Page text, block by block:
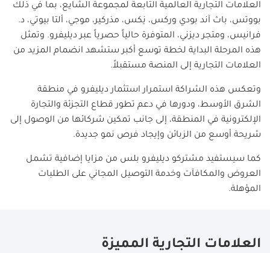
العلامات التجارية العالمية التابعة لمجموعة الشايع، بما في ذلك
بووتس، باث آند بودي وركس، نِكس، مذركير، موجي، ألتا بيوتي، د.
فرانيس، ومتجر ديزني، المتوفرة حالياً حصرياً عبر ديليفرو. وتمثل
هذه المرحلة البداية لخطة توسع أكبر ستشهد انضمام المزيد من
العلامات التجارية إلى المنصة مستقبلاً.
وتعكس هذه الشراكة استمرار استثمار ديليفرو في منطقة
الشرق الأوسط، ودورها في دعم تطور قطاع التجزئة والتجارة
الإلكترونية في المنطقة، إلى جانب تمكين شركائها من الوصول إلى
شريحة أوسع من الزبائن وإيجاد فرص نمو جديدة.
كما سيستفيد مشتركو ديليفرو بلس من مزايا إضافية تشمل
العروض والمكافآت وخدمة التوصيل المجاني على الطلبات
المؤهلة.
العلامات التجارية المميزة